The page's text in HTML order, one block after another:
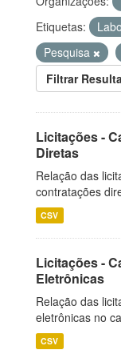
Etiquetas:
Pesquisa
Filtrar
Licitações -
Diretas
Relação das
contratações
CSV
Licitações -
Eletrônicas
Relação das
eletrônicas no
CSV